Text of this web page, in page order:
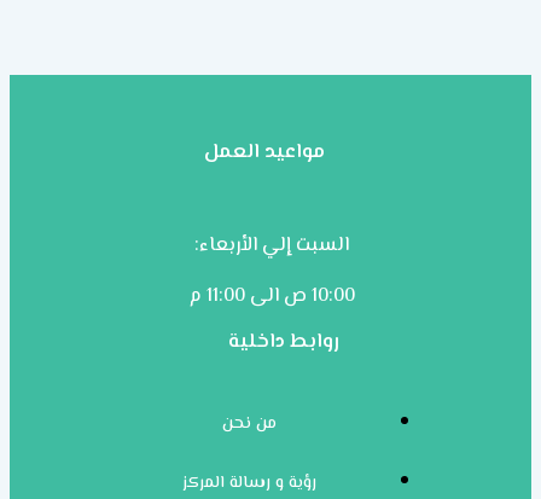
مواعيد العمل
السبت إلي الأربعاء:
10:00 ص الى 11:00 م
روابط داخلية
من نحن
رؤية و رسالة المركز